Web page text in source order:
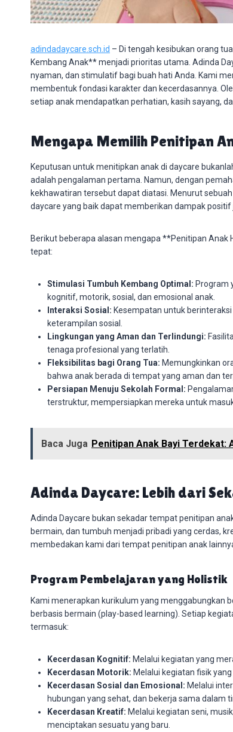
adindadaycare.sch.id – Di tengah kesibukan orang
Kembang Anak** menjadi prioritas utama. Adinda
nyaman, dan stimulatif bagi buah hati Anda. Kami
membentuk fondasi karakter dan kecerdasannya.
setiap anak mendapatkan perhatian, kasih sayang,
Mengapa Memilih Penitipan
Keputusan untuk menitipkan anak di daycare
adalah pengalaman pertama. Namun, dengan
kekhawatiran tersebut dapat diatasi. Menurut
daycare yang baik dapat memberikan dampak
Berikut beberapa alasan mengapa **Penitipan Anak
tepat:
Stimulasi Tumbuh Kembang Optimal: Program
kognitif, motorik, sosial, dan emosional anak.
Interaksi Sosial: Kesempatan untuk
keterampilan sosial.
Lingkungan yang Aman dan Terlindungi:
tenaga profesional yang terlatih.
Fleksibilitas bagi Orang Tua: Memungkinkan
bahwa anak berada di tempat yang aman dan
Persiapan Menuju Sekolah Formal:
terstruktur, mempersiapkan mereka untuk
Baca Juga Penitipan Anak Bayi Terdekat:
Adinda Daycare: Lebih dari
Adinda Daycare bukan sekadar tempat penitipan
bermain, dan tumbuh menjadi pribadi yang cerdas,
membedakan kami dari tempat penitipan anak
Program Pembelajaran yang Holistik
Kami menerapkan kurikulum yang menggabungkan
berbasis bermain (play-based learning). Setiap
termasuk:
Kecerdasan Kognitif: Melalui kegiatan yang
Kecerdasan Motorik: Melalui kegiatan fisik
Kecerdasan Sosial dan Emosional: Melalui
hubungan yang sehat, dan bekerja sama dalam
Kecerdasan Kreatif: Melalui kegiatan seni,
menciptakan sesuatu yang baru.